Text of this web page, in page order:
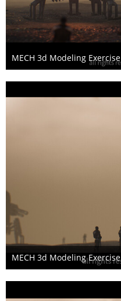
MECH 3d Modeling Exercise
17. November 2018
MECH 3d Modeling Exercise
17. November 2018